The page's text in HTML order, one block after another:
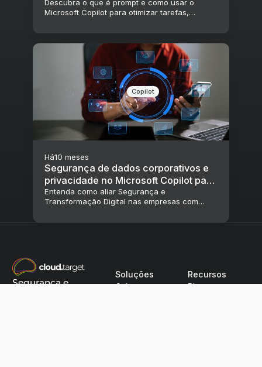
Descubra o que é prompt e como usar o
Microsoft Copilot para otimizar tarefas,
Copilot
Há10 meses
Segurança de dados corporativos e
privacidade no Microsoft Copilot para
transformação digital nas empresas
Entenda como aliar Segurança e
Transformação Digital nas empresas com
e a produtividade.
Segurança e
Soluções
Cyber
Recursos
Blog